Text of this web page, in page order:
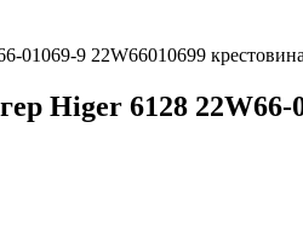
01069-9 22W66010699
Higer 6128 22W66-